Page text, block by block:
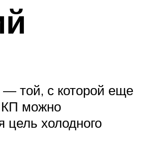
— той, с которой еще
КП можно
цель холодного